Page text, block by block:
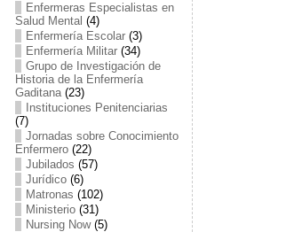
Enfermeras Especialistas en
Salud Mental (4)
Enfermería Escolar(3)
Enfermería Militar(34)
Grupo de Investigación de
Historia de la Enfermería
Gaditana(23)
Instituciones Penitenciarias
(7)
Jornadas sobre Conocimiento
Enfermero(22)
Jubilados (57)
Jurídico(6)
Matronas (102)
Ministerio(31)
Nursing Now(5)